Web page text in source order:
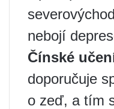
nebojí
Čínské
doporučuje
o zeď, a tím